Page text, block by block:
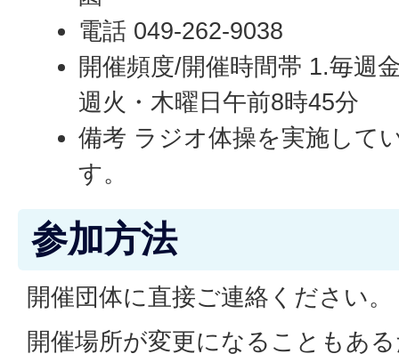
電話 049-262-9038
開催頻度/開催時間帯 1.毎週
週火・木曜日午前8時45分
備考 ラジオ体操を実施して
す。
参加方法
開催団体に直接ご連絡ください。
開催場所が変更になることもあ